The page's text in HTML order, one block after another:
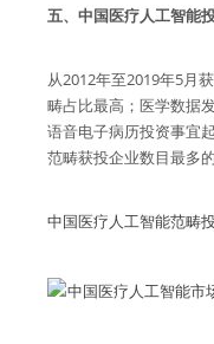
五、中国医疗人工智能
从2012年至2019年5月
畴占比最高；医学数据
语音电子病历投资事宜
范畴获投企业数目最多
中国医疗人工智能范畴